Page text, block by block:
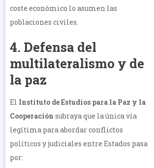
coste económico lo asumen las
poblaciones civiles.
4. Defensa del
multilateralismo y de
la paz
El Instituto de Estudios para la Paz y la
Cooperación subraya que la única vía
legítima para abordar conflictos
políticos y judiciales entre Estados pasa
por: